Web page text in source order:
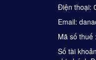
Điện thoại:
Email:
Mã số thuế
Số tài